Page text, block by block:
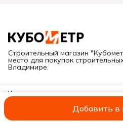
Добавить в
Строительный магазин
место для покупок
Владимире.
Контакты
Г. Владимир, ул. Куйбышева,
Иван
ИП Савельева А.В.Оплата